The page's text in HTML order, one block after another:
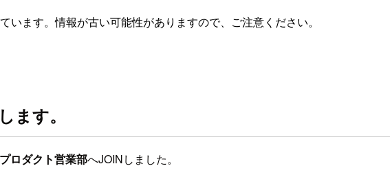
います。情報が古い可能性がありますので、ご注意ください。
ます。
ロダクト営業部へJOINしました。